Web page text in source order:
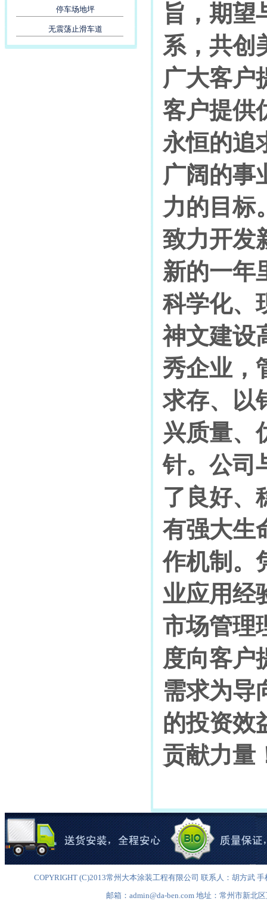
停车场地坪
无震荡止滑车道
旨，期望
系，共创
广大客户
客户提供
永恒的追
广阔的事
力的目标
致力开发
新的一年
科学化、
神文建设
秀企业，
求存、以
兴质量、
针。公司
了良好、
有强大生
作机制。
业应用经
市场管理
度向客户
需求为导
的投资效
贡献力量
COPYRIGHT (C)2013常州大本涂装工程有限公司 联系人：胡方武
邮箱：admin@da-ben.com 地址：常州市新北